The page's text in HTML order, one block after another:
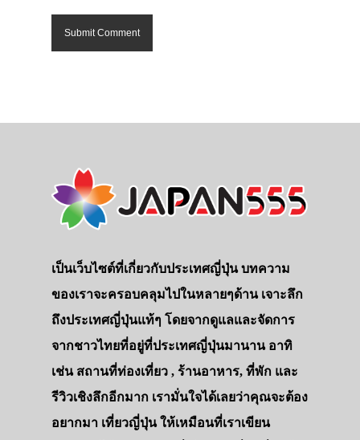
เป็นเว็บไซต์ที่เกี่ยวกับประเทศญี่ปุ่น บทความ
ของเราจะครอบคลุมไปในหลายๆด้าน เจาะลึก
ถึงประเทศญี่ปุ่นแท้ๆ โดยจากดูแลและจัดการ
จากชาวไทยที่อยู่ที่ประเทศญี่ปุ่นมานาน อาทิ
เช่น สถานที่ท่องเที่ยว , ร้านอาหาร, ที่พัก และ
รีวิวเชิงลึกอีกมาก เรามั่นใจได้เลยว่าคุณจะต้อง
อยากมา เที่ยวญี่ปุ่น ให้เหมือนที่เราเขียน